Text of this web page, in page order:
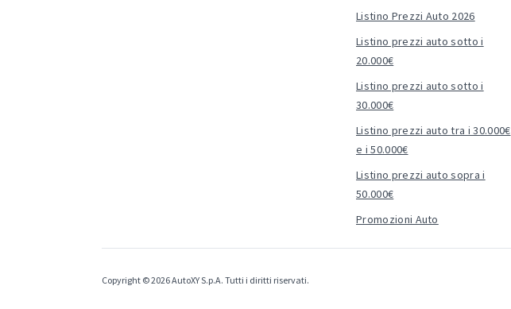
Listino Prezzi Auto 2026
Listino prezzi auto sotto i
20.000€
Listino prezzi auto sotto i
30.000€
Listino prezzi auto tra i 30.000€
e i 50.000€
Listino prezzi auto sopra i
50.000€
Promozioni Auto
Copyright © 2026 AutoXY S.p.A. Tutti i diritti riservati.